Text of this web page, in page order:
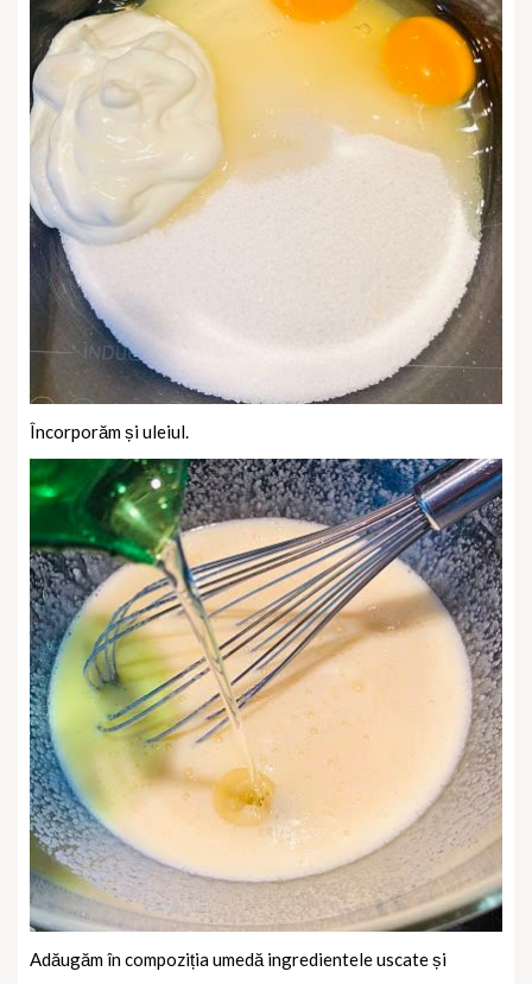
Încorporăm și uleiul.
Adăugăm în compoziția umedă ingredientele uscate și